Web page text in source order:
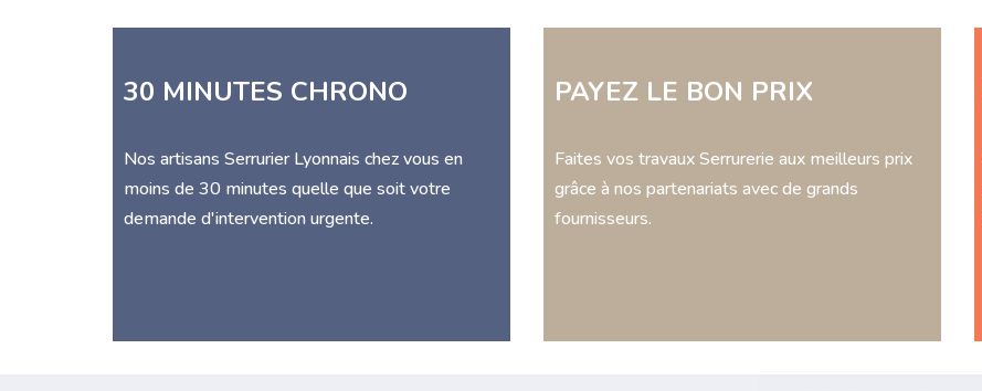
30 MINUTES CHRONO
Nos artisans Serrurier Lyonnais chez vous en
moins de 30 minutes quelle que soit votre
demande d'intervention urgente.
PAYEZ LE BON PRIX
Faites vos travaux Serrurerie aux meilleurs prix
grâce à nos partenariats avec de grands
fournisseurs.